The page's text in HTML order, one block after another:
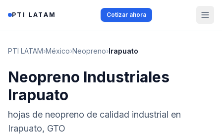
PTI LATAM Cotizar ahora
PTI LATAM›México›Neopreno›Irapuato
Neopreno Industriales
Irapuato
hojas de neopreno de calidad industrial en
Irapuato, GTO